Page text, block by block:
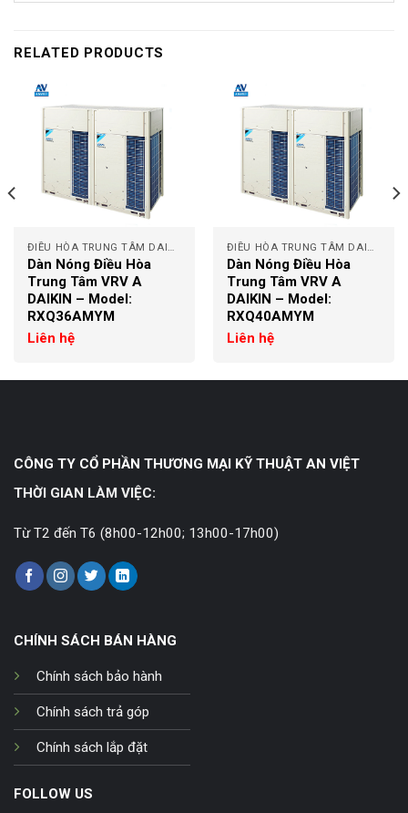
RELATED PRODUCTS
ĐIỀU HÒA TRUNG TÂM DAIKIN
Dàn Nóng Điều Hòa
Trung Tâm VRV A
DAIKIN – Model:
RXQ36AMYM
Liên hệ
ĐIỀU HÒA TRUNG TÂM DAIKIN
Dàn Nóng Điều Hòa
Trung Tâm VRV A
DAIKIN – Model:
RXQ40AMYM
Liên hệ
CÔNG TY CỔ PHẦN THƯƠNG MẠI KỸ THUẬT AN VIỆT
THỜI GIAN LÀM VIỆC:
Từ T2 đến T6 (8h00-12h00; 13h00-17h00)
CHÍNH SÁCH BÁN HÀNG
Chính sách bảo hành
Chính sách trả góp
Chính sách lắp đặt
FOLLOW US